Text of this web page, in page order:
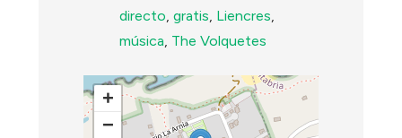
directo,gratis, Liencres,
música, The Volquetes
+
−